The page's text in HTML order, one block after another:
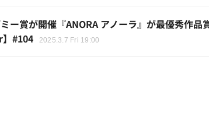
ー賞が開催『ANORA アノーラ』が最優秀作
#104
2025.3.7 Fri 19:00